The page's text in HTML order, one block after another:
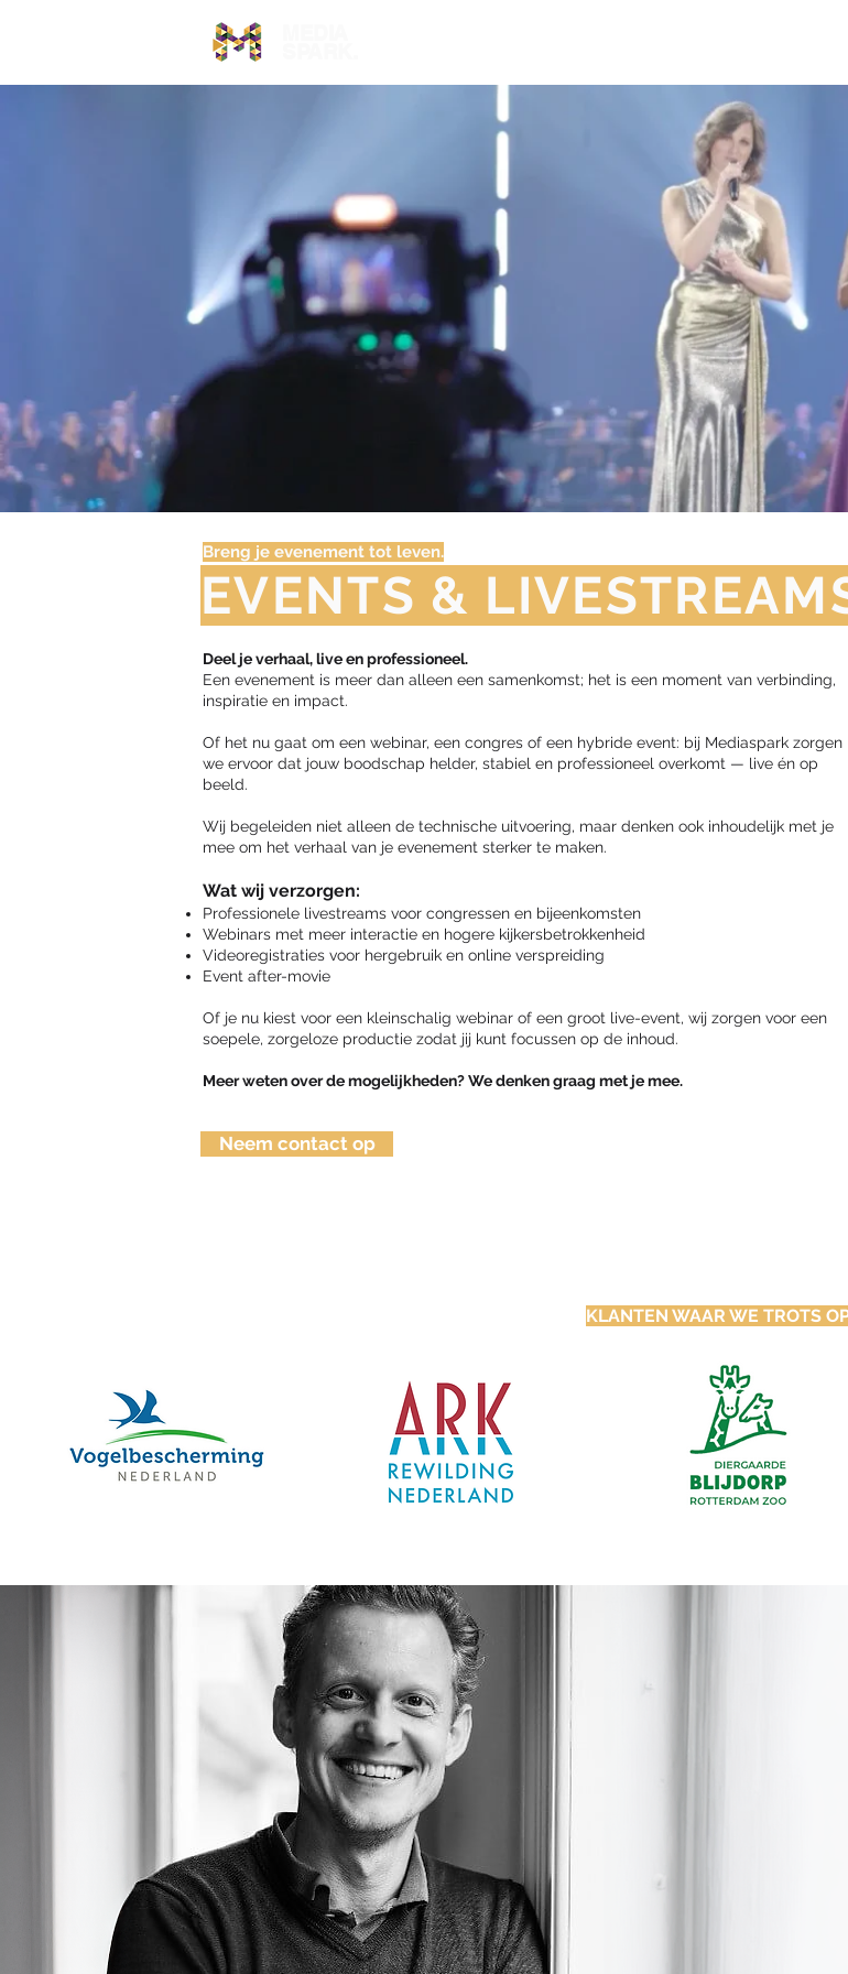
Breng je evenement tot leven.
EVENTS &
Deel je verhaal, live en professioneel.
Een evenement is meer dan alleen een samenkomst; het is een moment van verbinding,
inspiratie en impact.
Of het nu gaat om een webinar, een congres of een hybride event: bij Mediaspark zorgen
we ervoor dat jouw boodschap helder, stabiel en professioneel overkomt — live én op
beeld.
Wij begeleiden niet alleen de technische uitvoering, maar denken ook inhoudelijk met je
mee om het verhaal van je evenement sterker te maken.
Wat wij verzorgen:
Professionele livestreams voor congressen en bijeenkomsten
Webinars met meer interactie en hogere kijkersbetrokkenheid
Videoregistraties voor hergebruik en online verspreiding
Event after-movie
Of je nu kiest voor een kleinschalig webinar of een groot live-event, wij zorgen voor een
soepele, zorgeloze productie zodat jij kunt focussen op de inhoud.
Meer weten over de mogelijkheden? We denken graag met je mee.
Neem contact op
KLANTEN WAAR WE TROTS